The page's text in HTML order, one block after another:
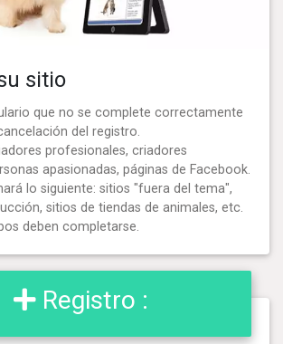
sitio
que no se complete correctamente
del registro.
profesionales, criadores
apasionadas, páginas de Facebook.
lo siguiente: sitios "fuera del tema",
sitios de tiendas de animales, etc.
deben completarse.
Registro :